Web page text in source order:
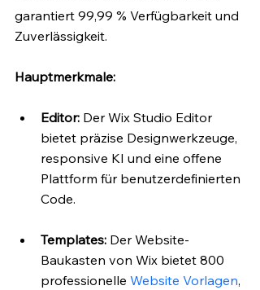
garantiert 99,99 % Verfügbarkeit und
Zuverlässigkeit.
Hauptmerkmale:
Editor: Der Wix Studio Editor
bietet präzise Designwerkzeuge,
responsive KI und eine offene
Plattform für benutzerdefinierten
Code.
Templates: Der Website-
Baukasten von Wix bietet 800
professionelle Website Vorlagen,